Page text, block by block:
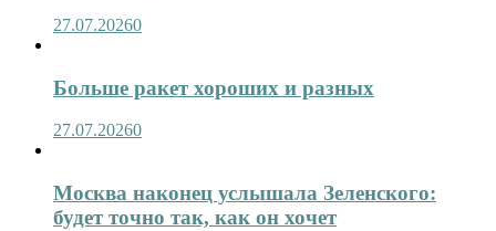
27.07.20260
Больше ракет хороших и разных
27.07.20260
Москва наконец услышала Зеленского:
будет точно так, как он хочет